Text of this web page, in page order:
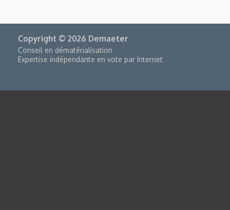
Copyright © 2026 Demaeter
Conseil en dématérialisation
Expertise indépendante en vote par Internet